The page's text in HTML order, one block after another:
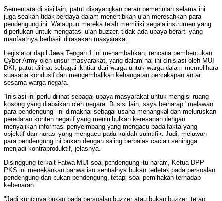
Sementara di sisi lain, patut disayangkan peran pemerintah selama ini
juga seakan tidak berdaya dalam menertibkan ulah meresahkan para
pendengung ini. Walaupun mereka telah memiliki segala instrumen yang
diperlukan untuk mengatasi ulah buzzer, tidak ada upaya berarti yang
manfaatnya berhasil dirasakan masyarakat.
Legislator dapil Jawa Tengah 1 ini menambahkan, rencana pembentukan
Cyber Army oleh unsur masyarakat, yang dalam hal ini dinisiasi oleh MUI
DKI, patut dilihat sebagai ikhtiar dari warga untuk warga dalam memelihara
suasana kondusif dan mengembalikan kehangatan percakapan antar
sesama warga negara.
“Inisiasi ini perlu dilihat sebagai upaya masyarakat untuk mengisi ruang
kosong yang diabaikan oleh negara. Di sisi lain, saya berharap "melawan
para pendengung" ini dimaknai sebagai usaha menangkal dan meluruskan
peredaran konten negatif yang menimbulkan keresahan dengan
menyajikan informasi penyeimbang yang mengacu pada fakta yang
objektif dan narasi yang mengacu pada kaidah saintifik. Jadi, melawan
para pendengung ini bukan dengan saling berbalas cacian sehingga
menjadi kontraproduktif, jelasnya.
Disinggung terkait Fatwa MUI soal pendengung itu haram, Ketua DPP
PKS ini menekankan bahwa isu sentralnya bukan terletak pada persoalan
pendengung dan bukan pendengung, tetapi soal pemihakan terhadap
kebenaran.
"Jadi kuncinya bukan pada persoalan buzzer atau bukan buzzer, tetapi